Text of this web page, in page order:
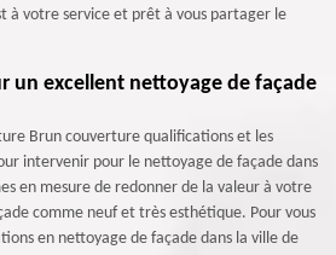
à votre service et prêt à vous partager le
un excellent nettoyage de façade
Brun couverture qualifications et les
intervenir pour le nettoyage de façade dans
en mesure de redonner de la valeur à votre
comme neuf et très esthétique. Pour vous
en nettoyage de façade dans la ville de